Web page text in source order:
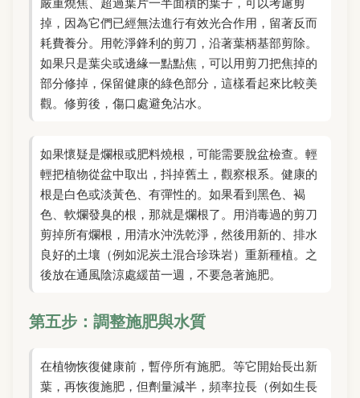
嚴重燒焦、超過葉片一半面積的葉子，可以考慮剪
掉，因為它們已經無法進行有效光合作用，留著反而
耗費養分。用乾淨鋒利的剪刀，沿著葉柄基部剪除。
如果只是葉尖或邊緣一點點焦，可以用剪刀把焦掉的
部分修掉，保留健康的綠色部分，這樣看起來比較美
觀。修剪後，傷口處避免沾水。
如果懷疑是爛根或肥料燒根，可能需要脫盆檢查。輕
輕把植物從盆中取出，抖掉舊土，觀察根系。健康的
根是白色或淡黃色、有彈性的。如果看到黑色、褐
色、軟爛發臭的根，那就是爛根了。用消毒過的剪刀
剪掉所有爛根，用清水沖洗乾淨，然後用新的、排水
良好的土壤（例如泥炭土混合珍珠岩）重新種植。之
後放在通風陰涼處緩苗一週，不要急著施肥。
第五步：調整施肥與水質
在植物恢復健康前，暫停所有施肥。等它開始長出新
葉，再恢復施肥，但劑量減半，頻率拉長（例如生長